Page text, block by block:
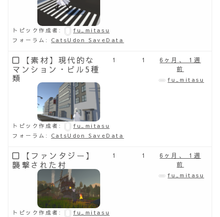
トピック作成者:
fu_mitasu
フォーラム: CatsUdon SaveData
【素材】現代的な
マンション・ビル5種
類
トピック作成者:
fu_mitasu
フォーラム: CatsUdon SaveData
1 1
6ヶ月、 1週
前
fu_mitasu
【ファンタジー】
襲撃された村
トピック作成者:
fu_mitasu
1 1
6ヶ月、 1週
前
fu_mitasu